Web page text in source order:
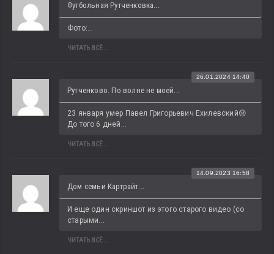
Футбольная Рутченковка...
Фото:...
ЧИТАТЬ ВСЁ...
Рутченково. По волне не моей...
26.01.2024 14:40
23 января умер Павел Григорьевич Ехилевский😢
До того 6 дней...
ЧИТАТЬ ВСЁ...
Дом семьи Картрайт...
14.09.2023 16:58
И еще один скриншот из этого старого видео (со
старыми...
ЧИТАТЬ ВСЁ...